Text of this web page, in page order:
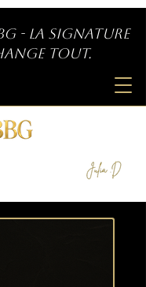
- La signature
tout.